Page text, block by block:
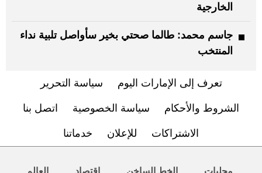
الخارجية
جاسم محمد: طالما صحتي بخير سأواصل تلبية نداء
المنتخب
تعرف إلى الإمارات اليوم سياسة التحرير
الشروط والأحكام سياسة الخصوصية اتصل بنا
الاشتراكات للإعلان خدماتنا
محليات الخط الساخن اقتصاد العالم